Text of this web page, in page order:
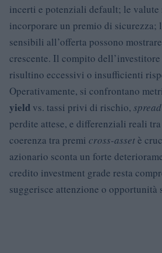
incerti e potenziali default; le
incorporare un premio di sicurezza;
sensibili all’offerta possono
crescente. Il compito
risultino eccessivi o insufficienti
Operativamente, si confrontano
yield vs. tassi privi di rischio, spread
perdite attese, e differenziali reali
coerenza tra premi cross-assetè
azionario sconta un forte
credito investment grade resta
suggerisce attenzione o opportunità